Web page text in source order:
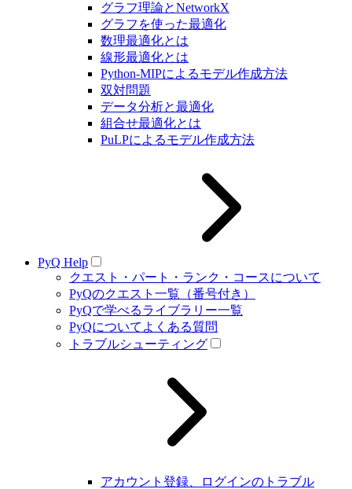
グラフ理論とNetworkX
グラフを使った最適化
数理最適化とは
線形最適化とは
Python-MIPによるモデル作成方法
双対問題
データ分析と最適化
組合せ最適化とは
PuLPによるモデル作成方法
PyQ Help
クエスト・パート・ランク・コースについて
PyQのクエスト一覧（番号付き）
PyQで学べるライブラリー一覧
PyQについてよくある質問
トラブルシューティング
アカウント登録、ログインのトラブル